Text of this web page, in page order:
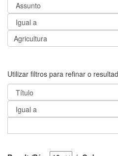
Utilizar filtros para refinar o